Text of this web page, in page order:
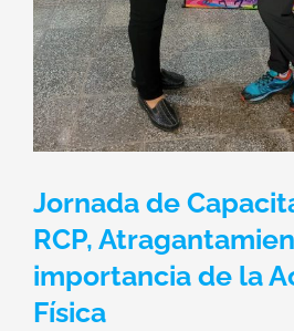
Jornada de
RCP,
importancia de la
Física